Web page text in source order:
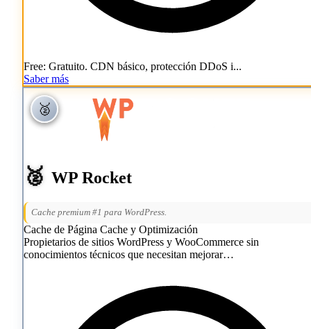
Free: Gratuito. CDN básico, protección DDoS i...
Saber más
🥈
🥈
🥈 WP Rocket
Cache premium #1 para WordPress.
Cache de Página Cache y Optimización
Propietarios de sitios WordPress y WooCommerce sin
conocimientos técnicos que necesitan mejorar…